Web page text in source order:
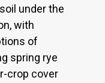
under the
with
of
spring rye
crop cover